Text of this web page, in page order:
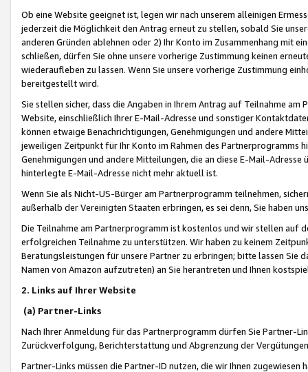
Ob eine Website geeignet ist, legen wir nach unserem alleinigen
jederzeit die Möglichkeit den Antrag erneut zu stellen, sobald Sie
anderen Gründen ablehnen oder 2) Ihr Konto im Zusammenhang mit
schließen, dürfen Sie ohne unsere vorherige Zustimmung keinen
wiederaufleben zu lassen. Wenn Sie unsere vorherige Zustimmung
bereitgestellt wird.
Sie stellen sicher, dass die Angaben in Ihrem Antrag auf Teilnahme
Website, einschließlich Ihrer E-Mail-Adresse und sonstiger
können etwaige Benachrichtigungen, Genehmigungen und andere
jeweiligen Zeitpunkt für Ihr Konto im Rahmen des Partnerprogramms
Genehmigungen und andere Mitteilungen, die an diese E-Mail-
hinterlegte E-Mail-Adresse nicht mehr aktuell ist.
Wenn Sie als Nicht-US-Bürger am Partnerprogramm teilnehmen,
außerhalb der Vereinigten Staaten erbringen, es sei denn, Sie haben
Die Teilnahme am Partnerprogramm ist kostenlos und wir stellen auf
erfolgreichen Teilnahme zu unterstützen. Wir haben zu keinem
Beratungsleistungen für unsere Partner zu erbringen; bitte lassen Sie
Namen von Amazon aufzutreten) an Sie herantreten und Ihnen
2. Links auf Ihrer Website
(a) Partner-Links
Nach Ihrer Anmeldung für das Partnerprogramm dürfen Sie Partner-
Zurückverfolgung, Berichterstattung und Abgrenzung der
Partner-Links müssen die Partner-ID nutzen, die wir Ihnen zugewiesen